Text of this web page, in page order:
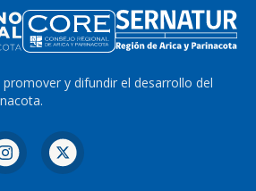
y difundir el desarrollo del
X